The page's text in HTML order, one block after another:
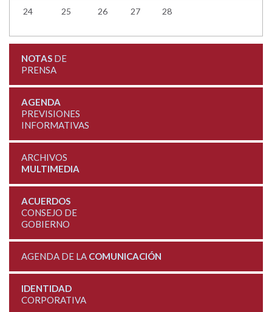
24 25 26 27 28
NOTASDE
PRENSA
AGENDA
PREVISIONES
INFORMATIVAS
ARCHIVOS
MULTIMEDIA
ACUERDOS
CONSEJO DE
GOBIERNO
AGENDA DE LA COMUNICACIÓN
IDENTIDAD
CORPORATIVA